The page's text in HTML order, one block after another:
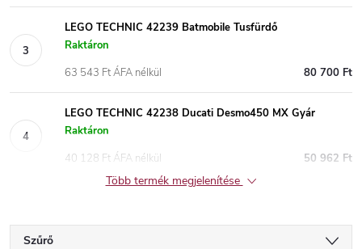
LEGO TECHNIC 42239 Batmobile Tusfürdő
Raktáron
80 700 Ft
63 543 Ft ÁFA nélkül
LEGO TECHNIC 42238 Ducati Desmo450 MX Gyár
Raktáron
50 962 Ft
40 128 Ft ÁFA nélkül
Több termék megjelenítése
Szűrő